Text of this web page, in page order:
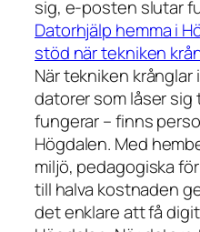
sig, e-posten slutar
Datorhjälp hemma i
stöd när tekniken
När tekniken krånglar
datorer som låser sig
fungerar – finns
Högdalen. Med
miljö, pedagogiska
till halva kostnaden
det enklare att få